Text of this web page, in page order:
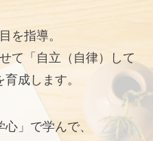
を指導。
て「自立（自律）して
成します。
心」で学んで、